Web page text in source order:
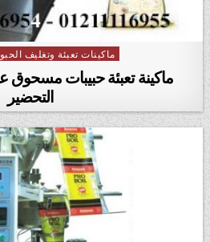
Posted in
ماكينات تعبئة وتغليف
ماكينة تعبئة حبيبات مسحوق
التحضير